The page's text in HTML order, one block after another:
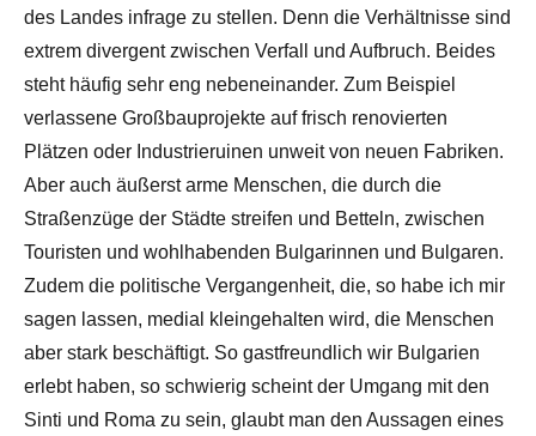
des Landes infrage zu stellen. Denn die Verhältnisse sind
extrem divergent zwischen Verfall und Aufbruch. Beides
steht häufig sehr eng nebeneinander. Zum Beispiel
verlassene Großbauprojekte auf frisch renovierten
Plätzen oder Industrieruinen unweit von neuen Fabriken.
Aber auch äußerst arme Menschen, die durch die
Straßenzüge der Städte streifen und Betteln, zwischen
Touristen und wohlhabenden Bulgarinnen und Bulgaren.
Zudem die politische Vergangenheit, die, so habe ich mir
sagen lassen, medial kleingehalten wird, die Menschen
aber stark beschäftigt. So gastfreundlich wir Bulgarien
erlebt haben, so schwierig scheint der Umgang mit den
Sinti und Roma zu sein, glaubt man den Aussagen eines